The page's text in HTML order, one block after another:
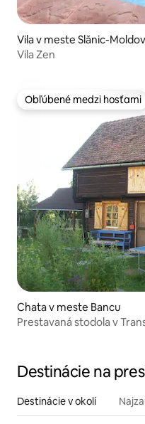
Vila v meste Slănic-
Vila Zen
Obľúbené medzi hosťami
Obľúbené medzi hosťami
Chata v meste Bancu
Prestavaná stodola v
Destinácie na
Destinácie v okolí